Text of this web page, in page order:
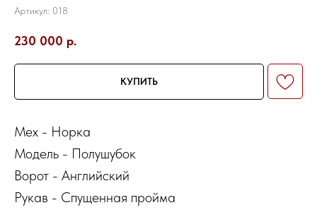
Артикул: 018
230 000 р.
КУПИТЬ
Мех - Норка
Модель - Полушубок
Ворот - Английский
Рукав - Спущенная пройма